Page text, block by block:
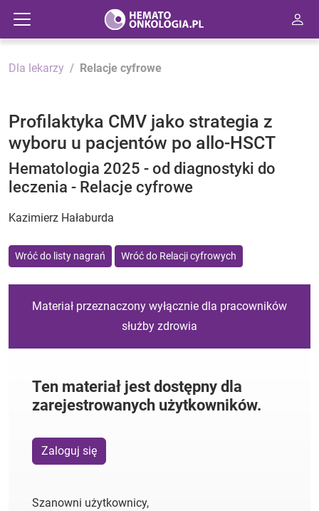
Dla lekarzy Relacje cyfrowe
Profilaktyka CMV jako strategia z
wyboru u pacjentów po allo-HSCT
Hematologia 2025 - od diagnostyki do
leczenia - Relacje cyfrowe
Kazimierz Hałaburda
Wróć do listy nagrań Wróć do Relacji cyfrowych
Materiał przeznaczony wyłącznie dla pracowników
służby zdrowia
Ten materiał jest dostępny dla
zarejestrowanych użytkowników.
Zaloguj się
Szanowni użytkownicy,